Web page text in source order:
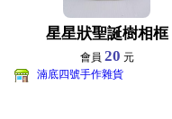
星星狀聖誕樹相框
會員 20 元
湳底四號手作雜貨